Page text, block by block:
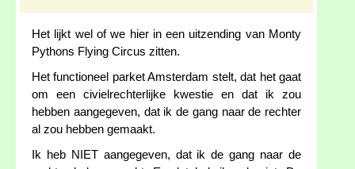
Het lijkt wel of we hier in een uitzending van Monty
Pythons Flying Circus zitten.
Het functioneel parket Amsterdam stelt, dat het gaat
om een civielrechterlijke kwestie en dat ik zou
hebben aangegeven, dat ik de gang naar de rechter
al zou hebben gemaakt.
Ik heb NIET aangegeven, dat ik de gang naar de